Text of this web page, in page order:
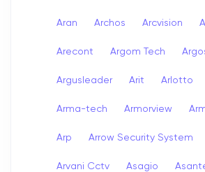
Aran Archos Arcvision
Arecont Argom Tech
Argusleader Arit Arlotto
Arma-tech Armorview
Arp Arrow Security System
Arvani Cctv Asagio